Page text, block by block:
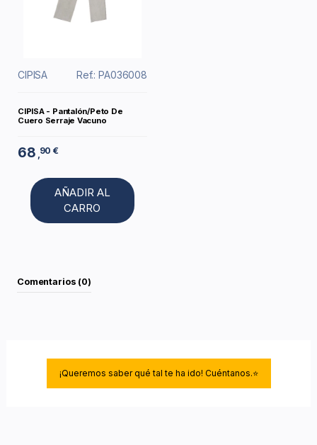
CIPISA Ref.: PA036008
CIPISA - Pantalón/Peto De
Cuero Serraje Vacuno
68 ,90 €
AÑADIR AL
CARRO
Comentarios (0)
¡Queremos saber qué tal te ha ido! Cuéntanos.⭐